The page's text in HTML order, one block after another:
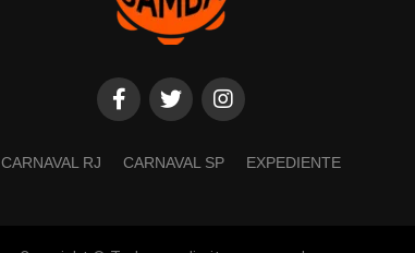
CARNAVAL RJ CARNAVAL SP EXPEDIENTE